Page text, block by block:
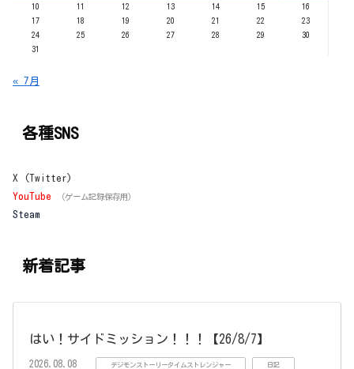
10
11 12 13 14 15
16
17
18 19 20 21 22
23
24
25 26 27 28 29
30
31
« 7月
各種SNS
X (Twitter)
YouTube
（ゲーム記録保存用）
Steam
新着記事
はい！サイドミッション！！！【26/8/7】
2026.08.08 デジモンストーリータイムストレンジャー 日記